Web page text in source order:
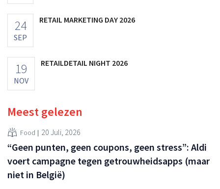
24
SEP
RETAIL MARKETING DAY 2026
19
NOV
RETAILDETAIL NIGHT 2026
Meest gelezen
Food 20 Juli, 2026
“Geen punten, geen coupons, geen stress”: Aldi
voert campagne tegen getrouwheidsapps (maar
niet in België)